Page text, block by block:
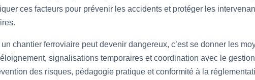
ces facteurs pour prévenir les accidents et protéger les
chantier ferroviaire peut devenir dangereux, c’est se donner les
signalisations temporaires et coordination avec le
des risques, pédagogie pratique et conformité à la